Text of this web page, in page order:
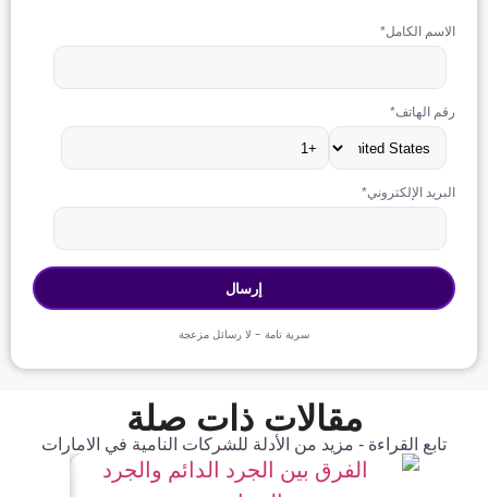
الاسم الكامل*
رقم الهاتف*
البريد الإلكتروني*
سرية تامة - لا رسائل مزعجة
مقالات ذات صلة
تابع القراءة - مزيد من الأدلة للشركات النامية في الامارات